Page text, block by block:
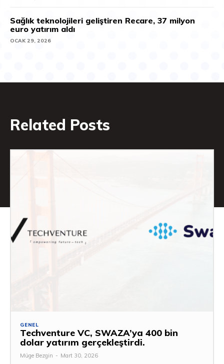
Sağlık teknolojileri geliştiren Recare, 37 milyon
euro yatırım aldı
OCAK 29, 2026
Related Posts
GENEL
Techventure VC, SWAZA’ya 400 bin
dolar yatırım gerçekleştirdi.
Müge Bezgin - Mart 30, 2026